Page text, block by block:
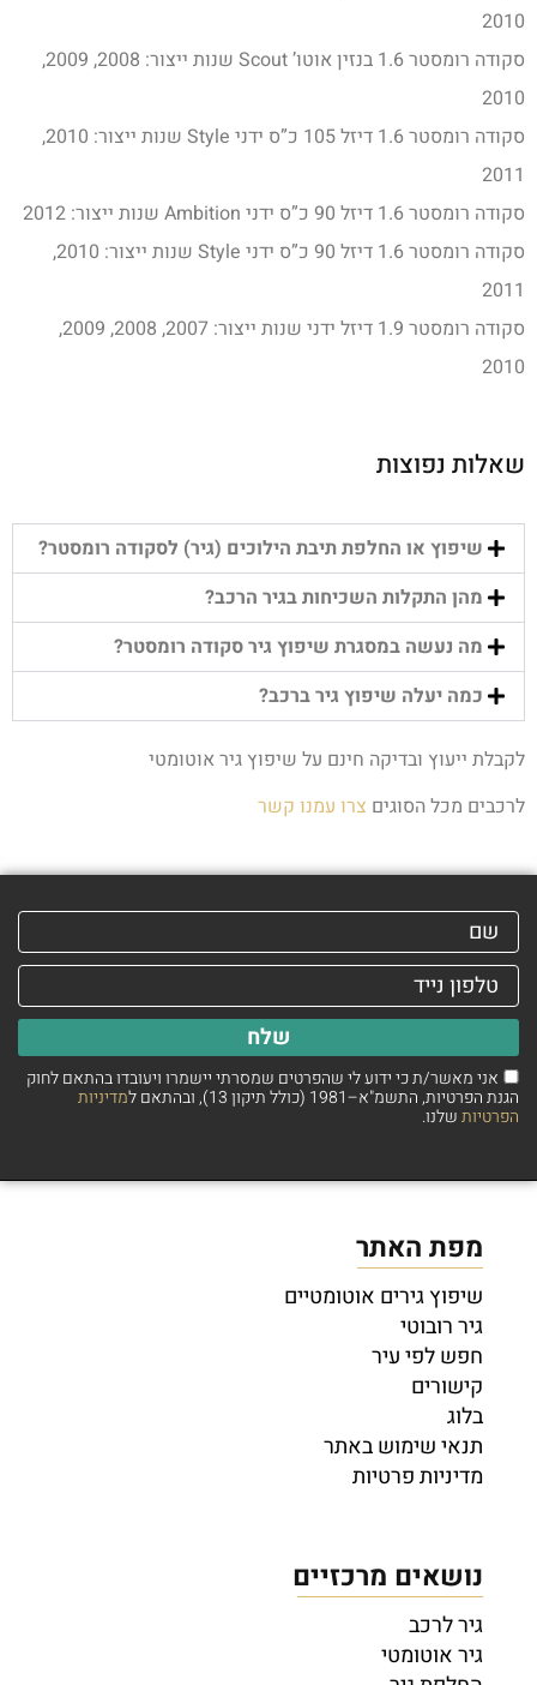
2010
סקודה רומסטר 1.6 בנזין אוטו’ Scout שנות ייצור: 2008, 2009,
2010
סקודה רומסטר 1.6 דיזל 105 כ”ס ידני Style שנות ייצור: 2010,
2011
סקודה רומסטר 1.6 דיזל 90 כ”ס ידני Ambition שנות ייצור: 2012
סקודה רומסטר 1.6 דיזל 90 כ”ס ידני Style שנות ייצור: 2010,
2011
סקודה רומסטר 1.9 דיזל ידני שנות ייצור: 2007, 2008, 2009,
2010
שאלות נפוצות
שיפוץ או החלפת תיבת הילוכים (גיר) לסקודה רומסטר?
מהן התקלות השכיחות בגיר הרכב?
מה נעשה במסגרת שיפוץ גיר סקודה רומסטר?
כמה יעלה שיפוץ גיר ברכב?
לקבלת ייעוץ ובדיקה חינם על שיפוץ גיר אוטומטי
לרכבים מכל הסוגים צרו עמנו קשר
אני מאשר/ת כי ידוע לי שהפרטים שמסרתי יישמרו ויעובדו בהתאם לחוק
הגנת הפרטיות, התשמ"א–1981 (כולל תיקון 13), ובהתאם ל מדיניות
הפרטיותשלנו.
שלח
מפת האתר
שיפוץ גירים אוטומטיים
גיר רובוטי
חפש לפי עיר
קישורים
בלוג
תנאי שימוש באתר
מדיניות פרטיות
נושאים מרכזיים
גיר לרכב
גיר אוטומטי